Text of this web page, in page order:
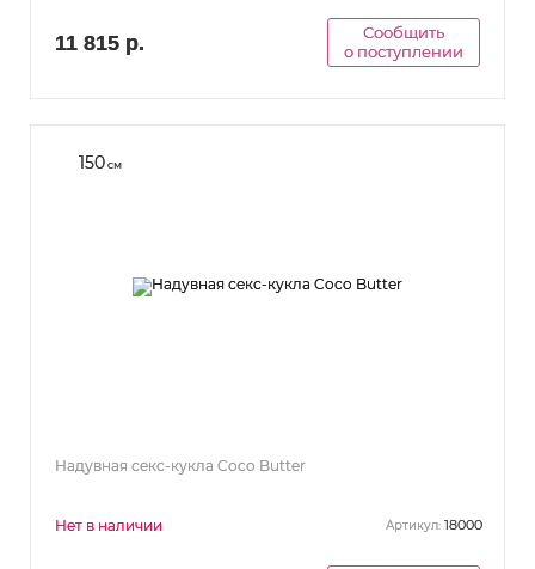
11 815 р.
Сообщить
о поступлении
150см
Надувная секс-кукла Coco Butter
Нет в наличии Артикул: 18000